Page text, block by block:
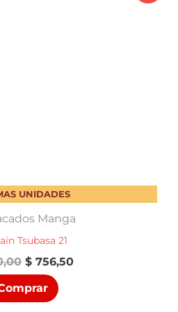
UNIDADES
Manga
Tsubasa 21
El
precio
original
era:
$ 756,50El